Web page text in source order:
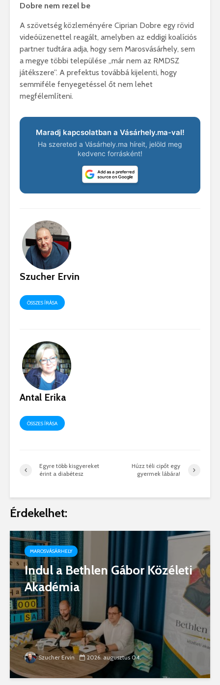
Dobre nem rezel be
A szövetség közleményére Ciprian Dobre egy rövid
videóüzenettel reagált, amelyben az eddigi koalíciós
partner tudtára adja, hogy sem Marosvásárhely, sem
a megye többi települése „már nem az RMDSZ
játékszere”. A prefektus továbbá kijelenti, hogy
semmiféle fenyegetéssel őt nem lehet
megfélemlíteni.
Maradj kapcsolatban a Vásárhely.ma-val!
Ha szereted a Vásárhely.ma híreit, jelöld meg
kedvenc forrásként!
Szucher Ervin
ÖSSZES ÍRÁSA
Antal Erika
ÖSSZES ÍRÁSA
Egyre több kisgyereket
érint a diabétesz
Húzz téli cipőt egy
gyermek lábára!
Érdekelhet:
MAROSVÁSÁRHELY
Indul a Bethlen Gábor Közéleti
Akadémia
Szucher Ervin 2026. augusztus 04.